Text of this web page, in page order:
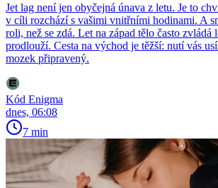
Jet lag není jen obyčejná únava z letu. Je to
v cíli rozchází s vašimi vnitřními hodinami. A
roli, než se zdá. Let na západ tělo často zvládá
prodlouží. Cesta na východ je těžší: nutí vás
mozek připravený.
Kód Enigma
dnes, 06:08
7 min